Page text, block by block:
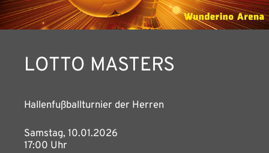
LOTTO MASTERS
Hallenfußballturnier der Herren
Samstag, 10.01.2026
17:00 Uhr